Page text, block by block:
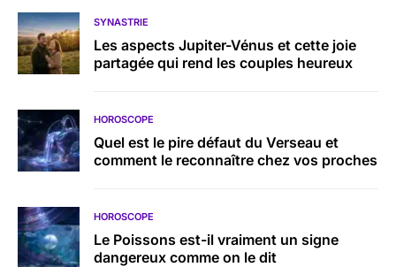
SYNASTRIE
Les aspects Jupiter-Vénus et cette joie
partagée qui rend les couples heureux
HOROSCOPE
Quel est le pire défaut du Verseau et
comment le reconnaître chez vos proches
HOROSCOPE
Le Poissons est-il vraiment un signe
dangereux comme on le dit